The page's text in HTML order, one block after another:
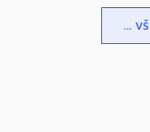
...